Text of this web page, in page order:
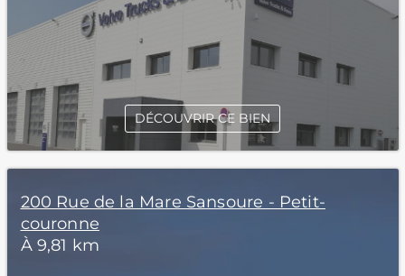
DÉCOUVRIR CE BIEN
200 Rue de la Mare Sansoure - Petit-
couronne
À 9,81 km